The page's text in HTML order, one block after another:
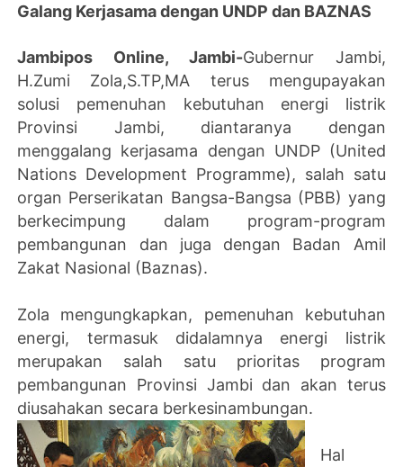
Galang Kerjasama dengan UNDP dan BAZNAS
Jambipos Online, Jambi-Gubernur Jambi,
H.Zumi Zola,S.TP,MA terus mengupayakan
solusi pemenuhan kebutuhan energi listrik
Provinsi Jambi, diantaranya dengan
menggalang kerjasama dengan UNDP (United
Nations Development Programme), salah satu
organ Perserikatan Bangsa-Bangsa (PBB) yang
berkecimpung dalam program-program
pembangunan dan juga dengan Badan Amil
Zakat Nasional (Baznas).
Zola mengungkapkan, pemenuhan kebutuhan
energi, termasuk didalamnya energi listrik
merupakan salah satu prioritas program
pembangunan Provinsi Jambi dan akan terus
diusahakan secara berkesinambungan.
Hal